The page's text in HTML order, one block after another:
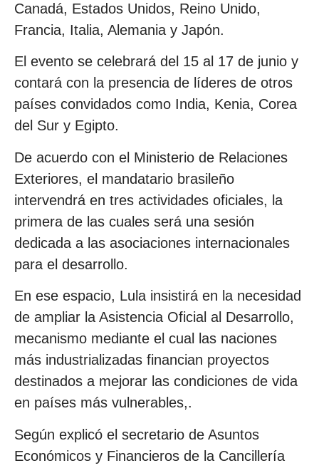
Canadá, Estados Unidos, Reino Unido,
Francia, Italia, Alemania y Japón.
El evento se celebrará del 15 al 17 de junio y
contará con la presencia de líderes de otros
países convidados como India, Kenia, Corea
del Sur y Egipto.
De acuerdo con el Ministerio de Relaciones
Exteriores, el mandatario brasileño
intervendrá en tres actividades oficiales, la
primera de las cuales será una sesión
dedicada a las asociaciones internacionales
para el desarrollo.
En ese espacio, Lula insistirá en la necesidad
de ampliar la Asistencia Oficial al Desarrollo,
mecanismo mediante el cual las naciones
más industrializadas financian proyectos
destinados a mejorar las condiciones de vida
en países más vulnerables,.
Según explicó el secretario de Asuntos
Económicos y Financieros de la Cancillería